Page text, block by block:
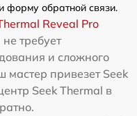
форму обратной связи.
Reveal Pro
требует
и сложного
мастер привезет Seek
Seek Thermal в